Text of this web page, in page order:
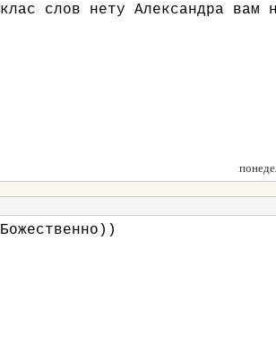
клас слов нету Александра вам
Божественно))